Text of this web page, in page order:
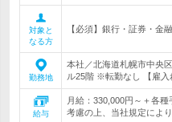
対象と
なる方
【必須】銀行・証券・金
勤務地
本社／北海道札幌市中央
ル25階 ※転勤なし 【雇入
給与
月給：330,000円～＋各
考慮の上、当社規定によ